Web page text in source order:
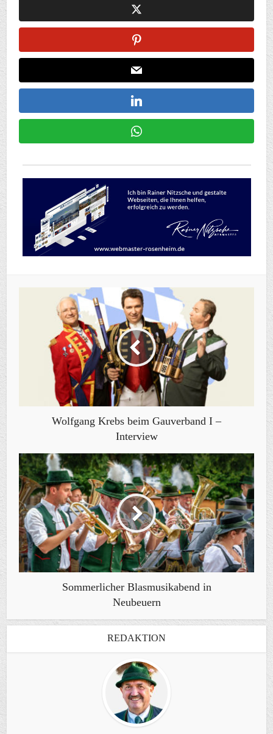
Wolfgang Krebs beim Gauverband I –
Interview
Sommerlicher Blasmusikabend in
Neubeuern
REDAKTION